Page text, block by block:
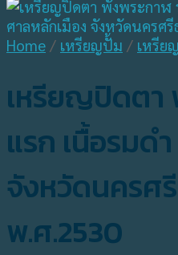
Home / เหรียญปั้ม / เหรีย
เหรียญปิดตา
แรก เนื้อรมด
จังหวัดนครศ
พ.ศ.2530